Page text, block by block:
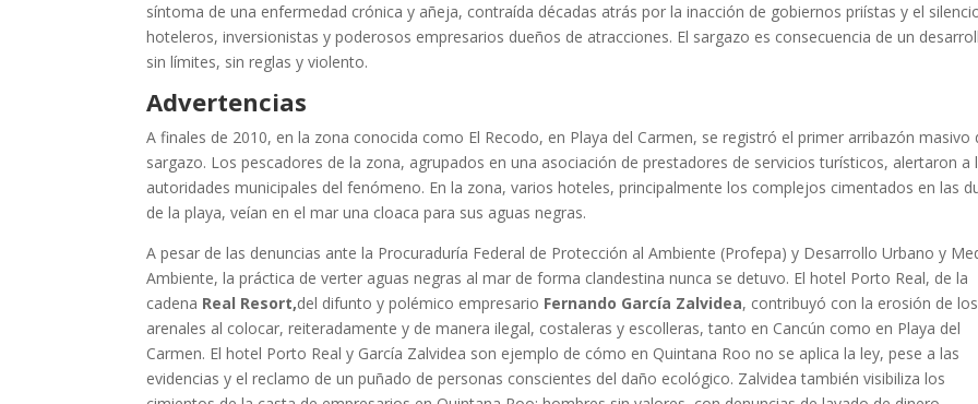
síntoma de una enfermedad crónica y añeja, contraída décadas atrás por la inacción de gobiernos priístas y el
hoteleros, inversionistas y poderosos empresarios dueños de atracciones. El sargazo es consecuencia de un
sin límites, sin reglas y violento.
Advertencias
A finales de 2010, en la zona conocida como El Recodo, en Playa del Carmen, se registró el primer arribazón masivo
sargazo. Los pescadores de la zona, agrupados en una asociación de prestadores de servicios turísticos, alertaron a
autoridades municipales del fenómeno. En la zona, varios hoteles, principalmente los complejos cimentados en las
de la playa, veían en el mar una cloaca para sus aguas negras.
A pesar de las denuncias ante la Procuraduría Federal de Protección al Ambiente (Profepa) y Desarrollo Urbano y
Ambiente, la práctica de verter aguas negras al mar de forma clandestina nunca se detuvo. El hotel Porto Real, de la
cadena Real Resort,del difunto y polémico empresario Fernando García Zalvidea, contribuyó con la erosión de los
arenales al colocar, reiteradamente y de manera ilegal, costaleras y escolleras, tanto en Cancún como en Playa del
Carmen. El hotel Porto Real y García Zalvidea son ejemplo de cómo en Quintana Roo no se aplica la ley, pese a las
evidencias y el reclamo de un puñado de personas conscientes del daño ecológico. Zalvidea también visibiliza los